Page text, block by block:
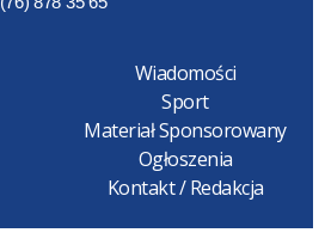
Wiadomości
Sport
Materiał Sponsorowany
Ogłoszenia
Kontakt / Redakcja